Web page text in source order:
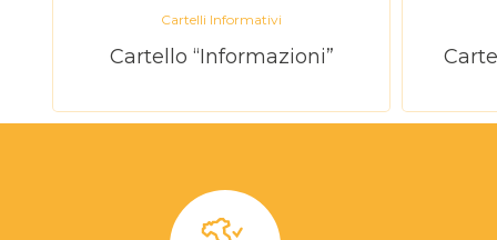
Cartelli Informativi
Cartello “Informazioni”